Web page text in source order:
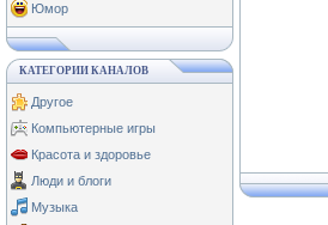
Юмор
КАТЕГОРИИ КАНАЛОВ
Другое
Компьютерные игры
Красота и здоровье
Люди и блоги
Музыка